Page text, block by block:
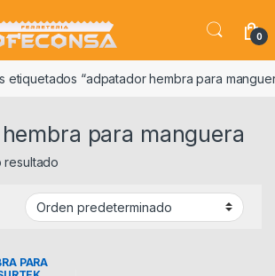
0
etiquetados “adpatador hembra para
para manguera
resultado
PARA